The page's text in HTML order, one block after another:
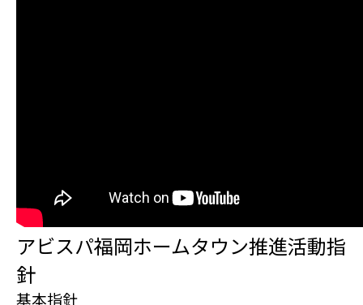
アビスパ福岡ホームタウン推進活動指
針
基本指針